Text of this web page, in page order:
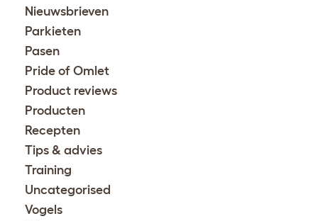
Nieuwsbrieven
Parkieten
Pasen
Pride of Omlet
Product reviews
Producten
Recepten
Tips & advies
Training
Uncategorised
Vogels